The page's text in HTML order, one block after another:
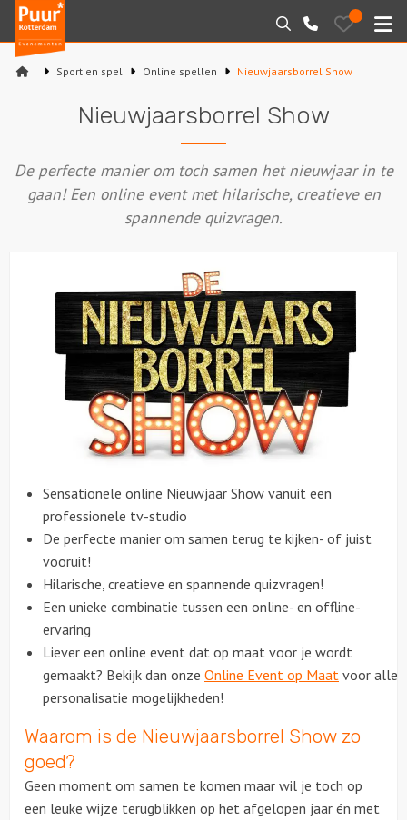
Puur*
Rotterdam
bedrijfsuitjes
Zoeken
010-
7271205
Bewaarde
uitjes
Varen
Sport en spel
Workshops
Rondleidingen
Locaties
Feesten
Over ons
Contact
Sport en spel Online spellen Nieuwjaarsborrel Show
Nieuwjaarsborrel Show
De perfecte manier om toch samen het nieuwjaar in te
gaan! Een online event met hilarische, creatieve en
spannende quizvragen.
Sensationele online Nieuwjaar Show vanuit een
professionele tv-studio
De perfecte manier om samen terug te kijken- of juist
vooruit!
Hilarische, creatieve en spannende quizvragen!
Een unieke combinatie tussen een online- en offline-
ervaring
Liever een online event dat op maat voor je wordt
gemaakt? Bekijk dan onze Online Event op Maat voor alle
personalisatie mogelijkheden!
Waarom is de Nieuwjaarsborrel Show zo
goed?
Geen moment om samen te komen maar wil je toch op
een leuke wijze terugblikken op het afgelopen jaar én met